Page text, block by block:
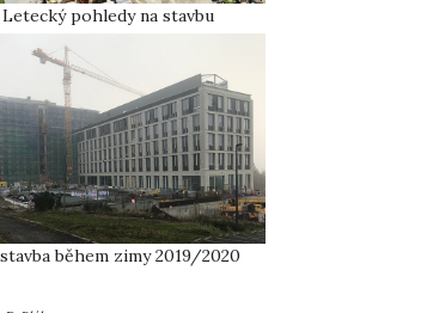
Letecký pohledy na stavbu
během zimy 2019/2020